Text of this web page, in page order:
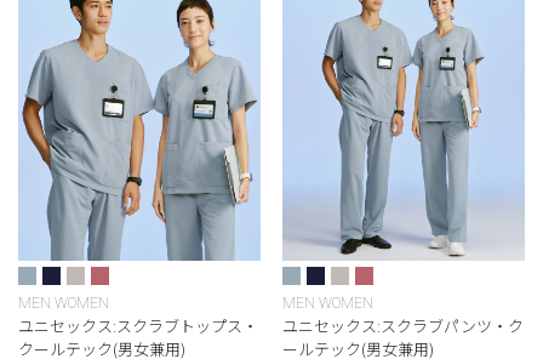
MEN WOMEN
ユニセックス:スクラブトップス・
クールテック(男女兼用)
MEN WOMEN
ユニセックス:スクラブパンツ・ク
ールテック(男女兼用)